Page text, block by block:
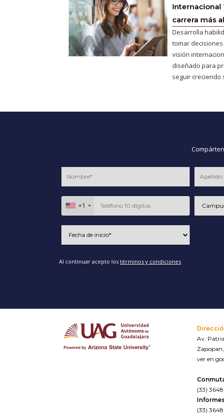
Internacional
carrera más
Desarrolla
tomar
visión
diseñado para
seguir creciendo
+1
Al continuar acepto los términos y condiciones
Av. Patria
Zapopan,
ver en
(33)
(33)